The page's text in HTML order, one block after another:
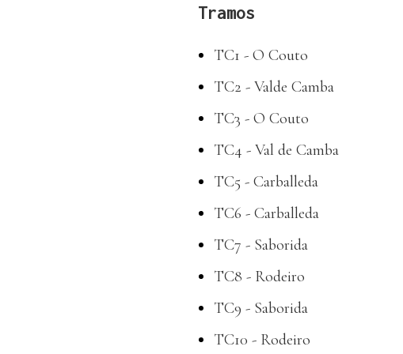
Tramos
TC1 - O Couto
TC2 - Valde Camba
TC3 - O Couto
TC4 - Val de Camba
TC5 - Carballeda
TC6 - Carballeda
TC7 - Saborida
TC8 - Rodeiro
TC9 - Saborida
TC10 - Rodeiro